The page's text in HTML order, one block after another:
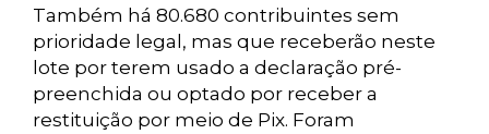
Também há 80.680 contribuintes sem
prioridade legal, mas que receberão neste
lote por terem usado a declaração pré-
preenchida ou optado por receber a
restituição por meio de Pix. Foram